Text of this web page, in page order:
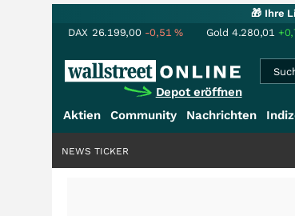
🎁 Ihre
DAX 26.199,00 -0,51% Gold 4.280,01
Depot eröffnen
Aktien Community Nachrichten
NEWS TICKER